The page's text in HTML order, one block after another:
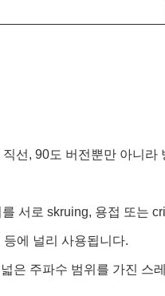
선, 90도 버전뿐만 아니라
서로 skruing, 용접 또는
에 널리 사용됩니다.
은 주파수 범위를 가진 스